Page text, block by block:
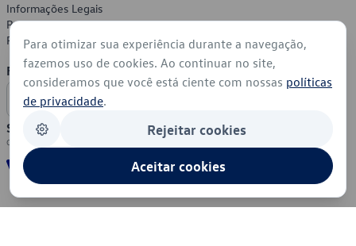
Informações Legais
Política de Privacidade
Política de Cookies
Formas de Pagamento
Segurança
Para otimizar sua experiência durante a navegação,
fazemos uso de cookies. Ao continuar no site,
consideramos que você está ciente com nossas políticas
de privacidade.
Rejeitar cookies
Aceitar cookies